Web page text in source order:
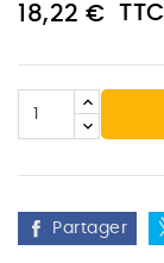
18,22 € TTC
Partager